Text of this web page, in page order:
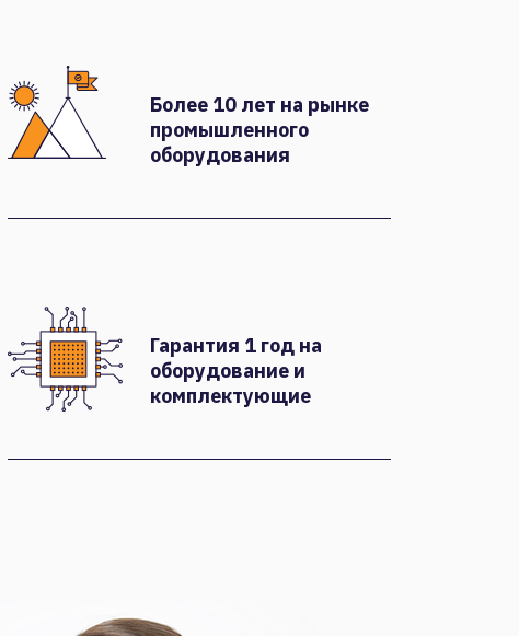
Более 10 лет на рынке
промышленного
оборудования
Гарантия 1 год на
оборудование и
комплектующие